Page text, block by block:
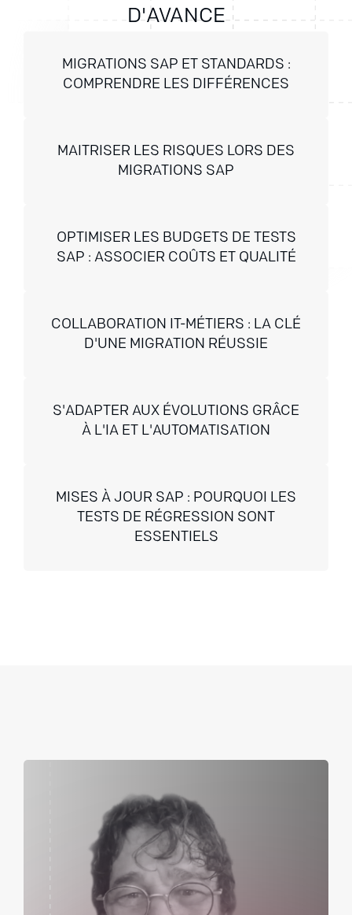
D'AVANCE
MIGRATIONS SAP ET STANDARDS :
COMPRENDRE LES DIFFÉRENCES
MAITRISER LES RISQUES LORS DES
MIGRATIONS SAP
OPTIMISER LES BUDGETS DE TESTS
SAP : ASSOCIER COÛTS ET QUALITÉ
COLLABORATION IT-MÉTIERS : LA CLÉ
D'UNE MIGRATION RÉUSSIE
S'ADAPTER AUX ÉVOLUTIONS GRÂCE
À L'IA ET L'AUTOMATISATION
MISES À JOUR SAP : POURQUOI LES
TESTS DE RÉGRESSION SONT
ESSENTIELS